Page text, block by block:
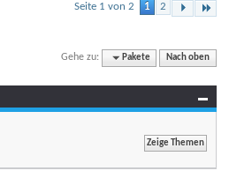
Seite 1 von 2 1 2
Gehe zu: Pakete Nach oben